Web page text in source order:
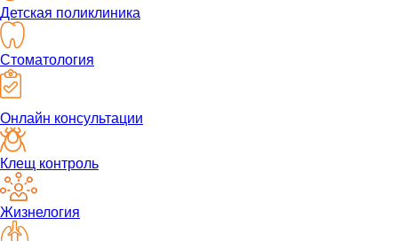
Детская поликлиника
Стоматология
Онлайн консультации
Клещ контроль
Жизнелогия